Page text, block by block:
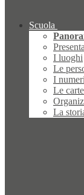
Scuola
I luoghi
Le
I
Le
La